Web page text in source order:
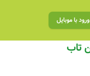
ورود با موبایل